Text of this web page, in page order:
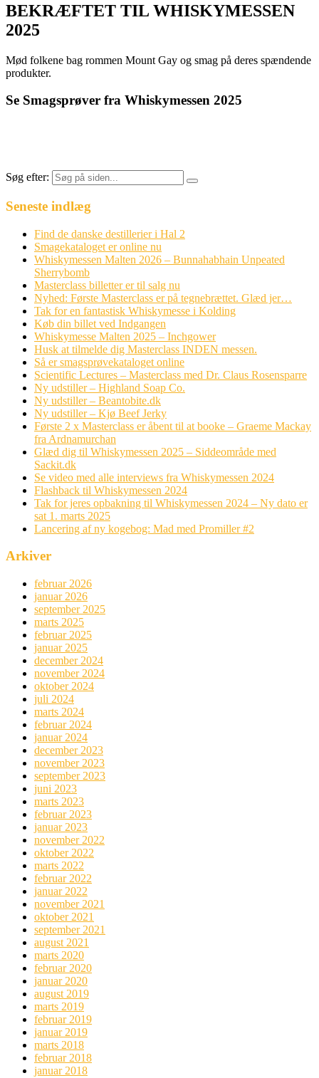
BEKRÆFTET TIL WHISKYMESSEN
2025
Mød folkene bag rommen Mount Gay og smag på deres spændende
produkter.
Se Smagsprøver fra Whiskymessen 2025
Søg efter:
Seneste indlæg
Find de danske destillerier i Hal 2
Smagekataloget er online nu
Whiskymessen Malten 2026 – Bunnahabhain Unpeated
Sherrybomb
Masterclass billetter er til salg nu
Nyhed: Første Masterclass er på tegnebrættet. Glæd jer…
Tak for en fantastisk Whiskymesse i Kolding
Køb din billet ved Indgangen
Whiskymesse Malten 2025 – Inchgower
Husk at tilmelde dig Masterclass INDEN messen.
Så er smagsprøvekataloget online
Scientific Lectures – Masterclass med Dr. Claus Rosensparre
Ny udstiller – Highland Soap Co.
Ny udstiller – Beantobite.dk
Ny udstiller – Kjø Beef Jerky
Første 2 x Masterclass er åbent til at booke – Graeme Mackay
fra Ardnamurchan
Glæd dig til Whiskymessen 2025 – Siddeområde med
Sackit.dk
Se video med alle interviews fra Whiskymessen 2024
Flashback til Whiskymessen 2024
Tak for jeres opbakning til Whiskymessen 2024 – Ny dato er
sat 1. marts 2025
Lancering af ny kogebog: Mad med Promiller #2
Arkiver
februar 2026
januar 2026
september 2025
marts 2025
februar 2025
januar 2025
december 2024
november 2024
oktober 2024
juli 2024
marts 2024
februar 2024
januar 2024
december 2023
november 2023
september 2023
juni 2023
marts 2023
februar 2023
januar 2023
november 2022
oktober 2022
marts 2022
februar 2022
januar 2022
november 2021
oktober 2021
september 2021
august 2021
marts 2020
februar 2020
januar 2020
august 2019
marts 2019
februar 2019
januar 2019
marts 2018
februar 2018
januar 2018